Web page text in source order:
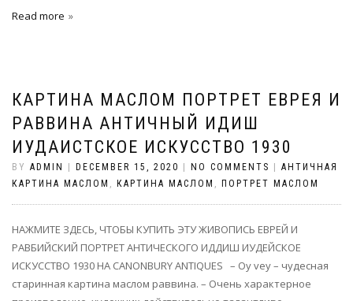
Read more
КАРТИНА МАСЛОМ ПОРТРЕТ ЕВРЕЯ И
РАВВИНА АНТИЧНЫЙ ИДИШ
ИУДАИСТСКОЕ ИСКУССТВО 1930
BY ADMIN DECEMBER 15, 2020 NO COMMENTS
АНТИЧНАЯ
КАРТИНА МАСЛОМ , КАРТИНА МАСЛОМ , ПОРТРЕТ МАСЛОМ
НАЖМИТЕ ЗДЕСЬ, ЧТОБЫ КУПИТЬ ЭТУ ЖИВОПИСЬ ЕВРЕЙ И
РАВБИЙСКИЙ ПОРТРЕТ АНТИЧЕСКОГО ИДДИШ ИУДЕЙСКОЕ
ИСКУССТВО 1930 НА CANONBURY ANTIQUES – Oy vey – чудесная
старинная картина маслом раввина. – Очень характерное